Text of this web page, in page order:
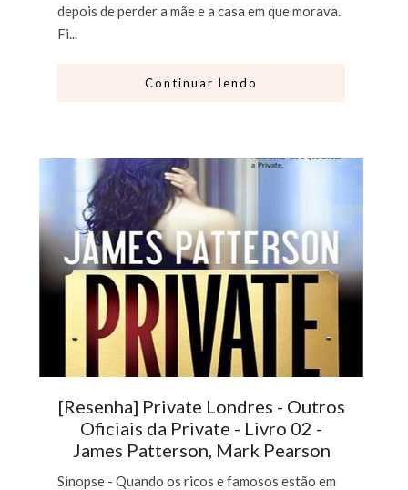
depois de perder a mãe e a casa em que morava.
Fi...
Continuar lendo
[Resenha] Private Londres - Outros
Oficiais da Private - Livro 02 -
James Patterson, Mark Pearson
Sinopse - Quando os ricos e famosos estão em